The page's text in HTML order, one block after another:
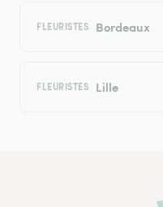
FLEURISTES Bordeaux
FLEURISTES Lille